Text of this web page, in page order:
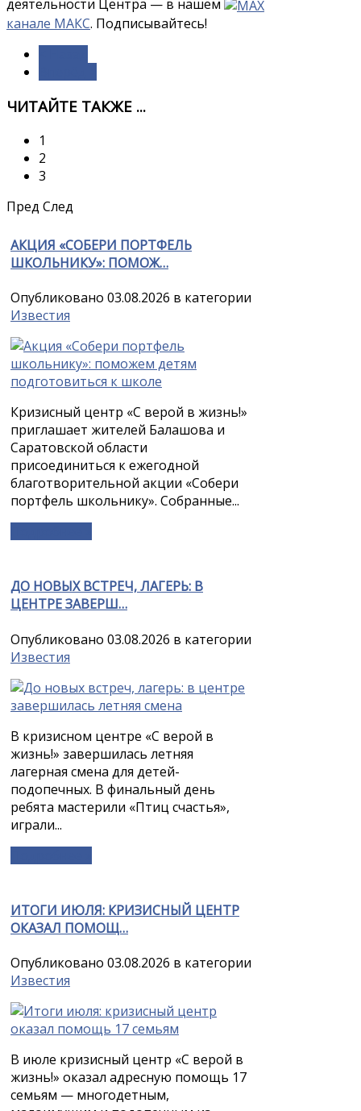
деятельности Центра — в нашем
канале МАКС. Подписывайтесь!
ЧИТАЙТЕ ТАКЖЕ ...
1
2
3
Пред След
АКЦИЯ «СОБЕРИ ПОРТФЕЛЬ
ШКОЛЬНИКУ»: ПОМОЖ…
Опубликовано 03.08.2026 в категории
Известия
Кризисный центр «С верой в жизнь!»
приглашает жителей Балашова и
Саратовской области
присоединиться к ежегодной
благотворительной акции «Собери
портфель школьнику». Собранные...
ДО НОВЫХ ВСТРЕЧ, ЛАГЕРЬ: В
ЦЕНТРЕ ЗАВЕРШ…
Опубликовано 03.08.2026 в категории
Известия
В кризисном центре «С верой в
жизнь!» завершилась летняя
лагерная смена для детей-
подопечных. В финальный день
ребята мастерили «Птиц счастья»,
играли...
ИТОГИ ИЮЛЯ: КРИЗИСНЫЙ ЦЕНТР
ОКАЗАЛ ПОМОЩ…
Опубликовано 03.08.2026 в категории
Известия
В июле кризисный центр «С верой в
жизнь!» оказал адресную помощь 17
семьям — многодетным,